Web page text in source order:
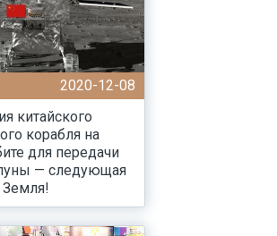
2020-12-08
китайского
корабля на
для передачи
— следующая
Земля!